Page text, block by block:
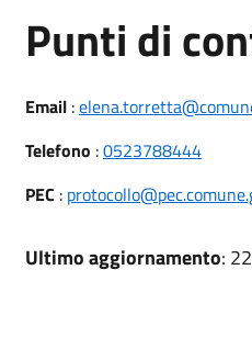
Punti di
Email:
Telefono :0523788444
PEC :
Ultimo aggiornamento: